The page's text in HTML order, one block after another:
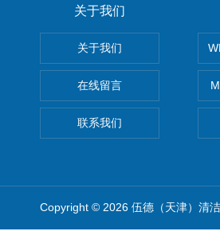
关于我们
关于我们
在线留言
联系我们
Copyright © 2026 伍德（天津）清